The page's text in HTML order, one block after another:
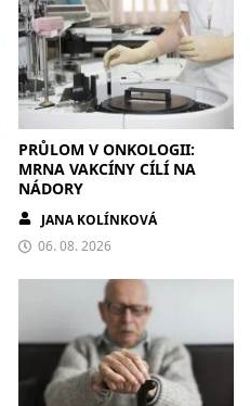
PRŮLOM V ONKOLOGII:
MRNA VAKCÍNY CÍLÍ NA
NÁDORY
JANA KOLÍNKOVÁ
06. 08. 2026